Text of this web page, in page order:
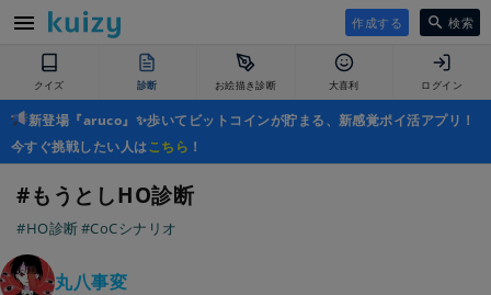
作成する 検索
クイズ 診断 お絵描き診断 大喜利 ログイン
新登場『aruco』✨歩いてビットコインが貯まる、新感覚ポイ活アプリ！
今すぐ挑戦したい人はこちら ！
#もうとしHO診断
#HO診断#CoCシナリオ
丸八事変